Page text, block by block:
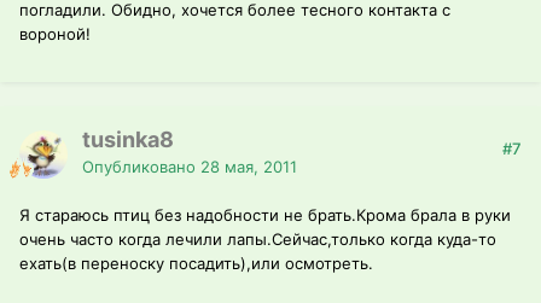
погладили. Обидно, хочется более тесного контакта с
вороной!
tusinka8
Опубликовано 28 мая, 2011
#7
Я стараюсь птиц без надобности не брать.Крома брала в руки
очень часто когда лечили лапы.Сейчас,только когда куда-то
ехать(в переноску посадить),или осмотреть.